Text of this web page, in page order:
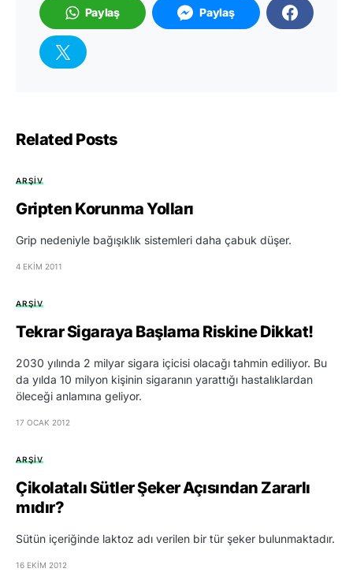
Paylaş Paylaş
Related Posts
ARŞIV
Gripten Korunma Yolları
Grip nedeniyle bağışıklık sistemleri daha çabuk düşer.
4 EKIM 2011
ARŞIV
Tekrar Sigaraya Başlama Riskine Dikkat!
2030 yılında 2 milyar sigara içicisi olacağı tahmin ediliyor. Bu
da yılda 10 milyon kişinin sigaranın yarattığı hastalıklardan
öleceği anlamına geliyor.
17 OCAK 2012
ARŞIV
Çikolatalı Sütler Şeker Açısından Zararlı
mıdır?
Sütün içeriğinde laktoz adı verilen bir tür şeker bulunmaktadır.
16 EKIM 2012